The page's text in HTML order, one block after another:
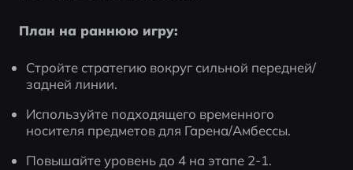
План на раннюю игру:
Стройте стратегию вокруг сильной передней/
задней линии.
Используйте подходящего временного
носителя предметов для Гарена/Амбессы.
Повышайте уровень до 4 на этапе 2-1.